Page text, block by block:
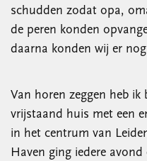
schudden zodat opa,
de peren konden
daarna konden wij er
Van horen zeggen heb ik
vrijstaand huis met een
in het centrum van
Haven ging iedere